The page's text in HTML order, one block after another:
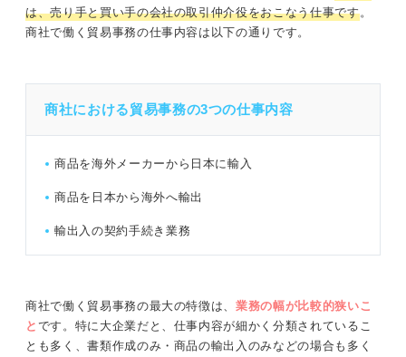
は、売り手と買い手の会社の取引仲介役をおこなう仕事です。
商社で働く貿易事務の仕事内容は以下の通りです。
商社における貿易事務の3つの仕事内容
商品を海外メーカーから日本に輸入
商品を日本から海外へ輸出
輸出入の契約手続き業務
商社で働く貿易事務の最大の特徴は、業務の幅が比較的狭いこ
と です。特に大企業だと、仕事内容が細かく分類されているこ
とも多く、書類作成のみ・商品の輸出入のみなどの場合も多く